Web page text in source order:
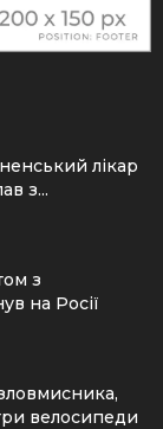
лікар
з...
з
на Росії
велосипеди